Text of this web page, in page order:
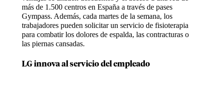
más de 1.500 centros en España a través de pases
Gympass. Además, cada martes de la semana, los
trabajadores pueden solicitar un servicio de fisioterapia
para combatir los dolores de espalda, las contracturas o
las piernas cansadas.
LG innova al servicio del empleado